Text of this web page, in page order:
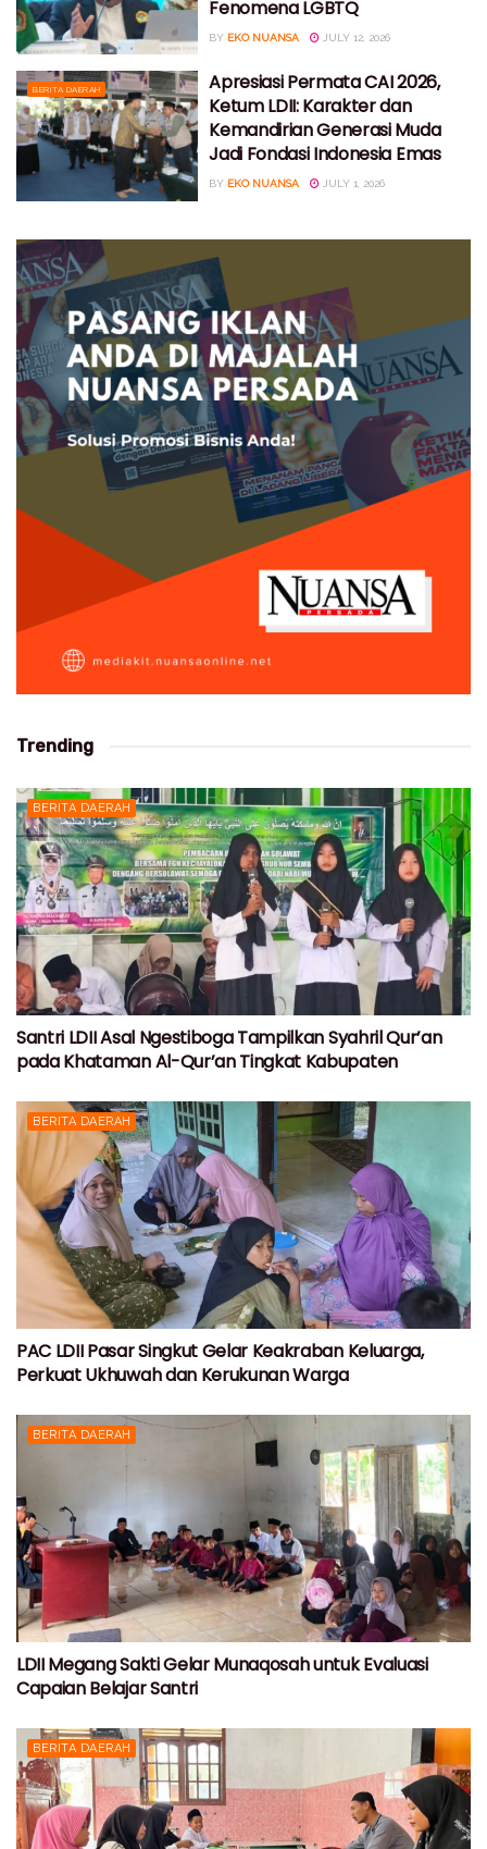
Fenomena LGBTQ
BY EKO NUANSA JULY 12, 2026
BERITA DAERAH
Apresiasi Permata CAI 2026,
Ketum LDII: Karakter dan
Kemandirian Generasi Muda
Jadi Fondasi Indonesia Emas
BY EKO NUANSA JULY 1, 2026
Trending
BERITA DAERAH
Santri LDII Asal Ngestiboga Tampilkan Syahril Qur’an
pada Khataman Al-Qur’an Tingkat Kabupaten
BERITA DAERAH
PAC LDII Pasar Singkut Gelar Keakraban Keluarga,
Perkuat Ukhuwah dan Kerukunan Warga
BERITA DAERAH
LDII Megang Sakti Gelar Munaqosah untuk Evaluasi
Capaian Belajar Santri
BERITA DAERAH